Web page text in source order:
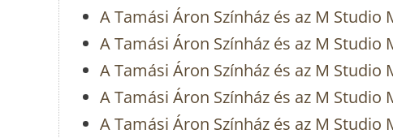
A Tamási Áron Színház és az M
A Tamási Áron Színház és az M
A Tamási Áron Színház és az M
A Tamási Áron Színház és az M
A Tamási Áron Színház és az M